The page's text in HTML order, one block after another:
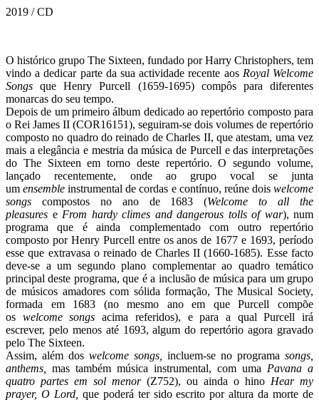
2019 / CD
O histórico grupo The Sixteen, fundado por Harry Christophers, tem
vindo a dedicar parte da sua actividade recente aos Royal Welcome
Songsque Henry Purcell (1659-1695) compôs para diferentes
monarcas do seu tempo.
Depois de um primeiro álbum dedicado ao repertório composto para
o Rei James II (COR16151), seguiram-se dois volumes de repertório
composto no quadro do reinado de Charles II, que atestam, uma vez
mais a elegância e mestria da música de Purcell e das interpretações
do The Sixteen em torno deste repertório. O segundo volume,
lançado recentemente, onde ao grupo vocal se junta
umensembleinstrumental de cordas e contínuo, reúne doiswelcome
songs compostos no ano de 1683 (Welcome to all the
pleasures e From hardy climes and dangerous tolls of war), num
programa que é ainda complementado com outro repertório
composto por Henry Purcell entre os anos de 1677 e 1693, período
esse que extravasa o reinado de Charles II (1660-1685). Esse facto
deve-se a um segundo plano complementar ao quadro temático
principal deste programa, que é a inclusão de música para um grupo
de músicos amadores com sólida formação, The Musical Society,
formada em 1683 (no mesmo ano em que Purcell compõe
os welcome songsacima referidos), e para a qual Purcell irá
escrever, pelo menos até 1693, algum do repertório agora gravado
pelo The Sixteen.
Assim, além dos welcome songs, incluem-se no programa songs,
anthems, mas também música instrumental, com uma Pavana a
quatro partes em sol menor (Z752), ou ainda o hino Hear my
prayer, O Lord, que poderá ter sido escrito por altura da morte de